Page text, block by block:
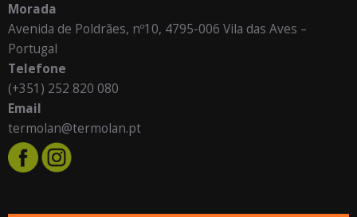
Morada
Avenida de Poldrães, nº10, 4795-006 Vila das Aves –
Portugal
Telefone
(+351) 252 820 080
Email
termolan@termolan.pt